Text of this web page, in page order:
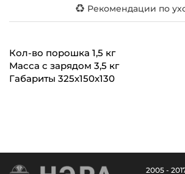
Рекомендации по
Кол-во порошка 1,5 кг
Масса с зарядом 3,5 кг
Габариты 325х150х130
2005 -